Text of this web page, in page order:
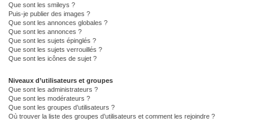
Que sont les smileys ?
Puis-je publier des images ?
Que sont les annonces globales ?
Que sont les annonces ?
Que sont les sujets épinglés ?
Que sont les sujets verrouillés ?
Que sont les icônes de sujet ?
Niveaux d’utilisateurs et groupes
Que sont les administrateurs ?
Que sont les modérateurs ?
Que sont les groupes d’utilisateurs ?
Où trouver la liste des groupes d’utilisateurs et comment les rejoindre ?